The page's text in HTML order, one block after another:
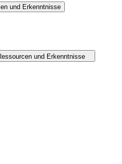
und Erkenntnisse
und Erkenntnisse